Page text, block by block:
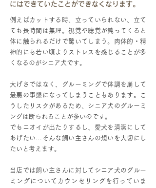
にはできていたことができなくなります。
例えばカットする時、立っていられない、立て
ても長時間は無理。視覚や聴覚が鈍ってくると
体に触られるだけで驚いてしまう。肉体的・精
神的にも若い頃よりストレスを感じることが多
くなるのがシニア犬です。
大げさではなく、グルーミングで体調を崩して
最悪の事態になってしまうこともあります。こ
うしたリスクがあるため、シニア犬のグルーミ
ングは断られることが多いのです。
でもニオイが出たりするし、愛犬を清潔にして
あげたい…そんな飼い主さんの想いを大切にし
たいと考えます。
当店では飼い主さんに対してシニア犬のグルー
ミングについてカウンセリングを行っていま